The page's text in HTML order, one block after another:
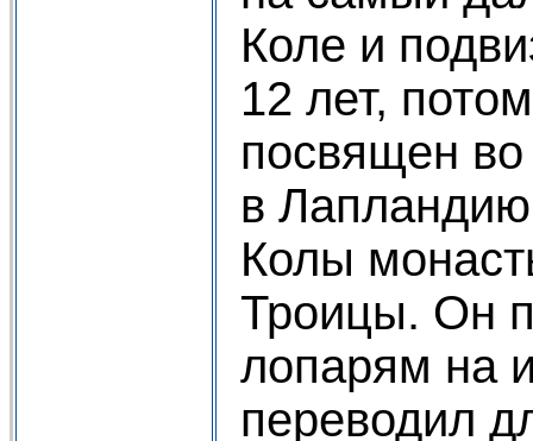
Коле и
12 лет,
посвящен во
в
Колы
Троицы. Он
лопарям на
переводил